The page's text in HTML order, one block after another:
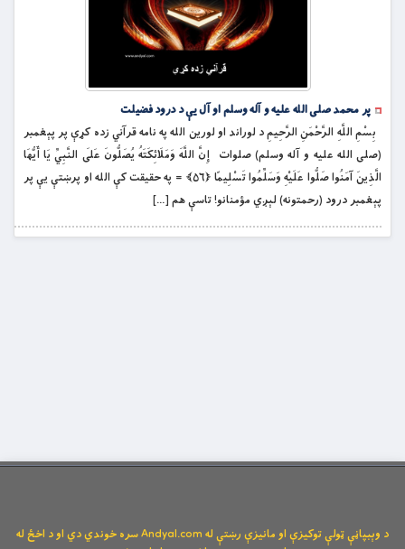
پر محمد صلی الله علیه و آله وسلم او آل يې د درود فضيلت
بِسْمِ اللَّهِ الرَّحْمَنِ الرَّحِيمِ د لوراند او لورین الله په نامه قرآني زده کړې پر پېغمبر
(صلی الله علیه و آله وسلم) صلوات إِنَّ اللَّهَ وَمَلَائِكَتَهُ يُصَلُّونَ عَلَى النَّبِيِّ يَا أَيُّهَا
الَّذِينَ آمَنُوا صَلُّوا عَلَيْهِ وَسَلِّمُوا تَسْلِيمًا ﴿۵۶﴾ = په حقيقت كې الله او پرښتې يې پر
پېغمبر درود (رحمتونه) لېږي مؤمنانو! تاسې هم […]
د وېبپاڼې ټولې توکیزې او مانیزې رښتې له Andyal.com سره خوندي دي او د اخځ له